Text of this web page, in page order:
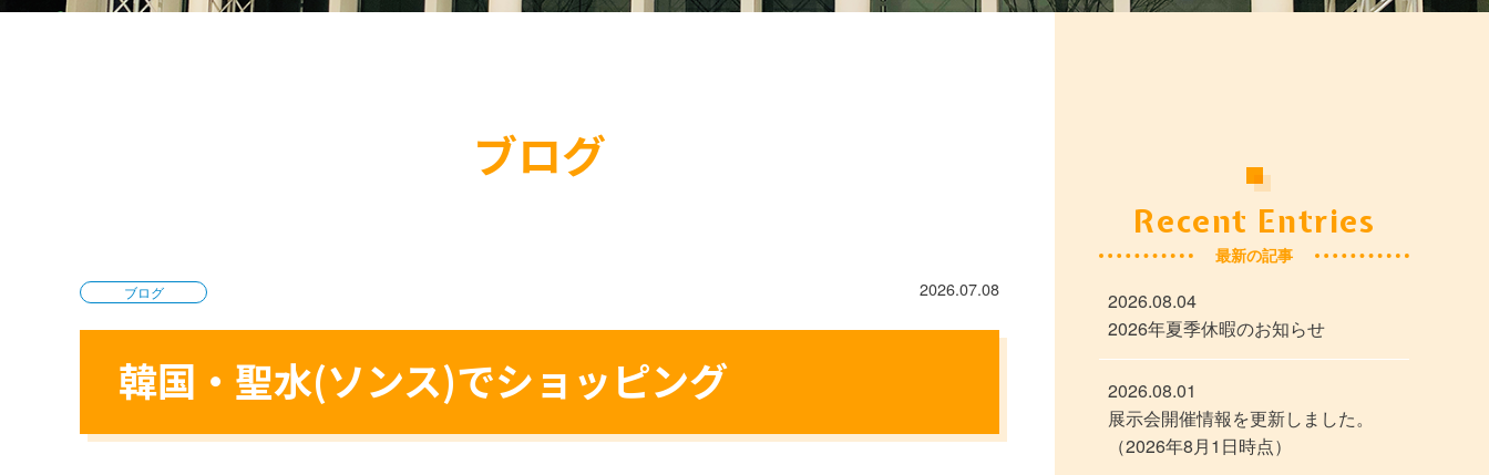
ブログ
ブログ 2026.07.08
韓国・聖水(ソンス)でショッピング
Recent Entries
最新の記事
2026.08.04
2026年夏季休暇のお知らせ
2026.08.01
展示会開催情報を更新しました。
（2026年8月1日時点）